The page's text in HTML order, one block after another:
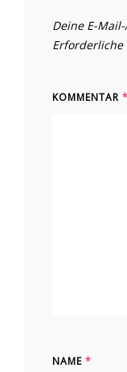
Deine E-
KOMMENTAR *
NAME *